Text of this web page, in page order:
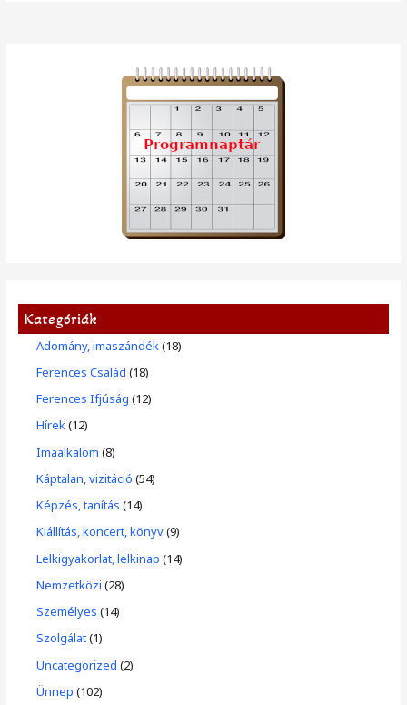
Kategóriák
Adomány, imaszándék (18)
Ferences Család (18)
Ferences Ifjúság (12)
Hírek(12)
Imaalkalom (8)
Káptalan, vizitáció (54)
Képzés, tanítás (14)
Kiállítás, koncert, könyv(9)
Lelkigyakorlat, lelkinap (14)
Nemzetközi (28)
Személyes (14)
Szolgálat(1)
Uncategorized (2)
Ünnep (102)